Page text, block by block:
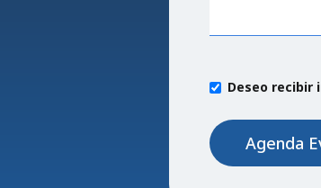
Deseo recibir